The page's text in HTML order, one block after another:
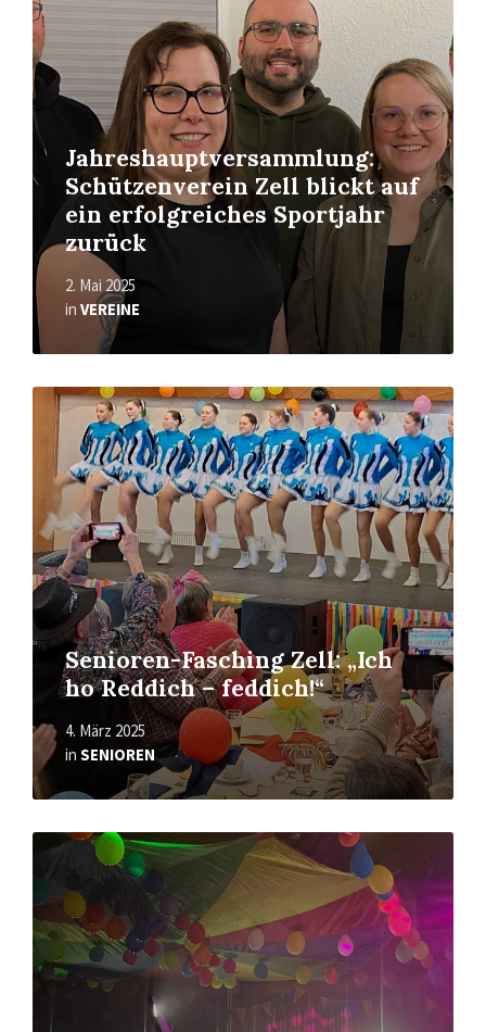
Jahreshauptversammlung:
Schützenverein Zell blickt auf
ein erfolgreiches Sportjahr
zurück
2. Mai 2025
in VEREINE
Senioren-Fasching Zell: „Ich
ho Reddich – feddich!“
4. März 2025
in SENIOREN
Read
More
Read